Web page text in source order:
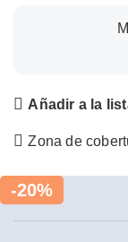
Añadir a la
Zona de
-20%